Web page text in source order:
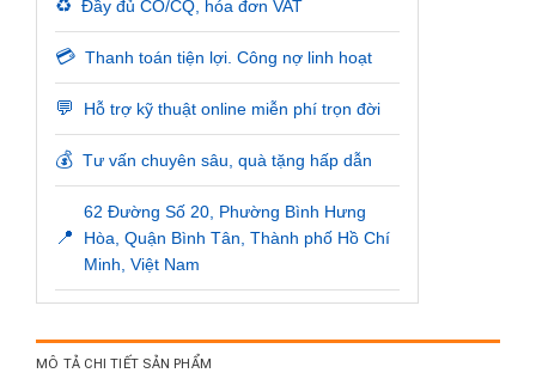
♻️ Đầy đủ CO/CQ, hóa đơn VAT
💳 Thanh toán tiện lợi. Công nợ linh hoạt
💬 Hỗ trợ kỹ thuật online miễn phí trọn đời
💰 Tư vấn chuyên sâu, quà tặng hấp dẫn
📍
62 Đường Số 20, Phường Bình Hưng
Hòa, Quận Bình Tân, Thành phố Hồ Chí
Minh, Việt Nam
MÔ TẢ CHI TIẾT SẢN PHẨM